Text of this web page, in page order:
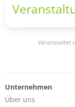
Veranstaltet
Unternehmen
Über uns